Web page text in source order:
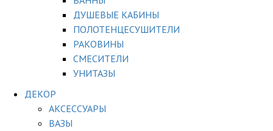
ДУШЕВЫЕ КАБИНЫ
ПОЛОТЕНЦЕСУШИТЕЛИ
РАКОВИНЫ
СМЕСИТЕЛИ
УНИТАЗЫ
ДЕКОР
АКСЕССУАРЫ
ВАЗЫ